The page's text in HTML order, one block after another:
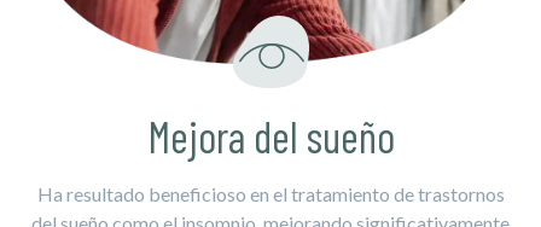
Mejora del sueño
Ha resultado beneficioso en el tratamiento de trastornos